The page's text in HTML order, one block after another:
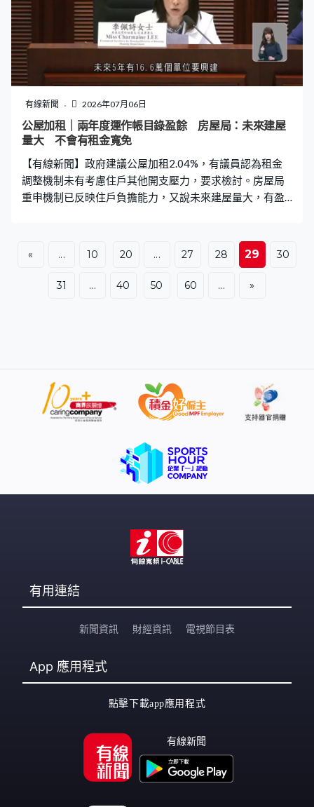
指控出任教育部長期間濫用公款、賄賂官員，以及向總統
小馬可斯夫婦發出死亡威脅。上月由小馬可斯親信主導的
眾議院以壓倒性票數通過彈劾莎拉，今次的參議院聆訊將
審視彈劾理據。若超過三分二參議員通過彈劾，莎拉將被
免職，並終身不能擔任公職。 莎拉是前總統杜特爾特的女
兒，被視為是2028年總統選舉大熱人選。她和小馬可斯原
本是盟友，2022年兩人搭擋勝出大選，但後來決裂。小馬
可斯被指扶植繼任人選，並透過親信發放針對莎拉的貪腐
有線新聞 2026年07月06日
公屋加租｜兩年度運作帳目錄盈餘 房屋局：未來建屋
量大 不會有租金寬免
【有線新聞】政府建議公屋加租2.04%，有議員認為租金
調整機制未有考慮住戶其他開支壓力，要求檢討。房屋局
重申機制已反映住戶負擔能力，又說未來建屋量大，有盈
九成人加租少於80元。政府強調加幅溫和，不少議員要求
檢討租金調整機制，加入通脹、購買力為參考。九龍西
（西九新動力）梁文廣：「如果中東繼續打仗，打足兩
負擔能力。租戶租金與入息比例一直都維持在9至10%以
內，這個是遠低私人住宅租戶佔約三成的水平。」 政府寬
減兩季差餉，當局說全數發放給公屋租戶，在租金上抵銷
郭芙蓉：「2026/27財政年度，在租住房屋運作帳目有8.7
億元盈餘，2027/28年度也有5.5億元盈餘。這些數據在外
« ... 10 20 ... 27 28 29 30
31 ... 40 50 60 ... »
有用連結
新聞資訊 財經資訊 電視節目表
App 應用程式
點擊下載app應用程式
有線新聞